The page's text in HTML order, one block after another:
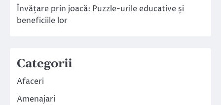
Învățare prin joacă: Puzzle-urile educative și
beneficiile lor
Categorii
Afaceri
Amenajari